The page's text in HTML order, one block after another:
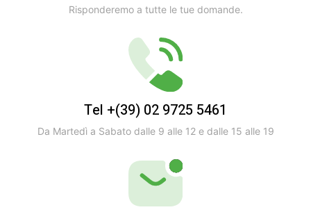
Risponderemo a tutte le tue domande.
Tel +(39) 02 9725 5461
Da Martedì a Sabato dalle 9 alle 12 e dalle 15 alle 19